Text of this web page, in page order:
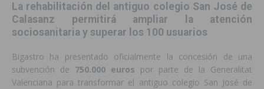
La rehabilitación del antiguo colegio San José de
Calasanz permitirá ampliar la atención
sociosanitaria y superar los 100 usuarios
Bigastro ha presentado oficialmente la concesión de una
subvención de 750.000 euros por parte de la Generalitat
Valenciana para transformar el antiguo colegio San José de